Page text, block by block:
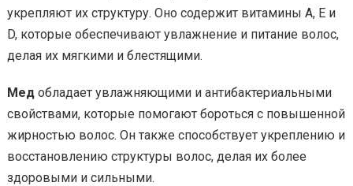
укрепляют их структуру. Оно содержит витамины А, Е и
D, которые обеспечивают увлажнение и питание волос,
делая их мягкими и блестящими.
Медобладает увлажняющими и антибактериальными
свойствами, которые помогают бороться с повышенной
жирностью волос. Он также способствует укреплению и
восстановлению структуры волос, делая их более
здоровыми и сильными.